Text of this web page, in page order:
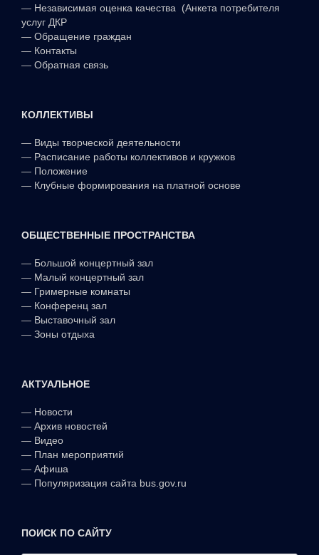
— Независимая оценка качества (Анкета потребителя
услуг ДКР
— Обращение граждан
— Контакты
— Обратная связь
КОЛЛЕКТИВЫ
— Виды творческой деятельности
— Расписание работы коллективов и кружков
— Положение
— Клубные формирования на платной основе
ОБЩЕСТВЕННЫЕ ПРОСТРАНСТВА
— Большой концертный зал
— Малый концертный зал
— Гримерные комнаты
— Конференц зал
— Выставочный зал
— Зоны отдыха
АКТУАЛЬНОЕ
— Новости
— Архив новостей
— Видео
— План мероприятий
— Афиша
— Популяризация сайта bus.gov.ru
ПОИСК ПО САЙТУ